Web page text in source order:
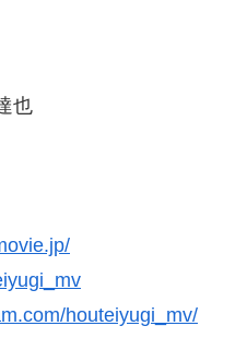
也
houteiyugi_mv/